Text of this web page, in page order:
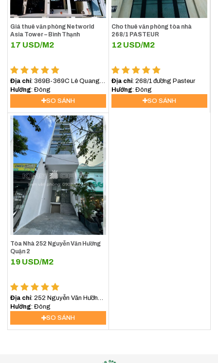
Giá thuê văn phòng Networld
Asia Tower – Bình Thạnh
17 USD/M2
Địa chỉ: 369B-369C Lê Quang
Định, Phường Bình lợi
Trung,TP.HCM
Hướng : Đông
SO SÁNH
Cho thuê văn phòng tòa nhà
268/1 PASTEUR
12 USD/M2
Địa chỉ: 268/1 đường Pasteur
Hướng : Đông
SO SÁNH
Tòa Nhà 252 Nguyễn Văn Hưởng
Quận 2
19 USD/M2
Địa chỉ: 252 Nguyễn Văn Hưởng,
An Khánh, Hồ Chí Minh, Việt Nam
Hướng : Đông
SO SÁNH